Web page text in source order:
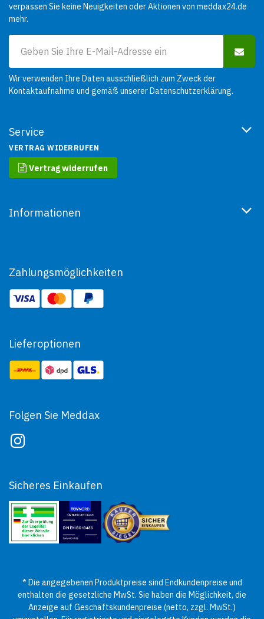
Service
VERTRAG WIDERRUFEN
Vertrag widerrufen
Informationen
verpassen Sie keine Neuigkeiten oder Aktionen von meddax24.de
mehr.
Wir verwenden Ihre Daten ausschließlich zum Zweck der
Kontaktaufnahme und gemäß unsererDatenschutzerklärung.
Zahlungsmöglichkeiten
Lieferoptionen
Folgen Sie Meddax
Sicheres Einkaufen
* Die angegebenen Produktpreise sind Endkundenpreise und
enthalten die gesetzliche MwSt. Sie haben die Möglichkeit, die
Anzeige auf Geschäftskundenpreise (netto, zzgl. MwSt.)